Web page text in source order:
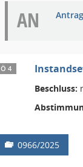
AN
Ö 4
Beschluss:
0966/2025